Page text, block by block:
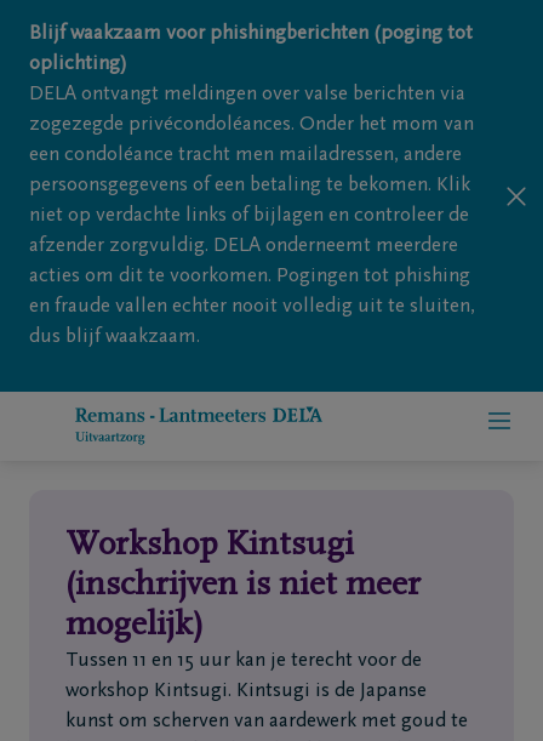
Overslaan en naar inhoud gaan
Blijf waakzaam voor phishingberichten (poging tot
oplichting)
DELA ontvangt meldingen over valse berichten via
zogezegde privécondoléances. Onder het mom van
een condoléance tracht men mailadressen, andere
persoonsgegevens of een betaling te bekomen. Klik
niet op verdachte links of bijlagen en controleer de
afzender zorgvuldig. DELA onderneemt meerdere
acties om dit te voorkomen. Pogingen tot phishing
en fraude vallen echter nooit volledig uit te sluiten,
dus blijf waakzaam.
Home
Wie
zijn
we
Workshop Kintsugi
(inschrijven is niet meer
mogelijk)
Tussen 11 en 15 uur kan je terecht voor de
workshop Kintsugi. Kintsugi is de Japanse
kunst om scherven van aardewerk met goud te